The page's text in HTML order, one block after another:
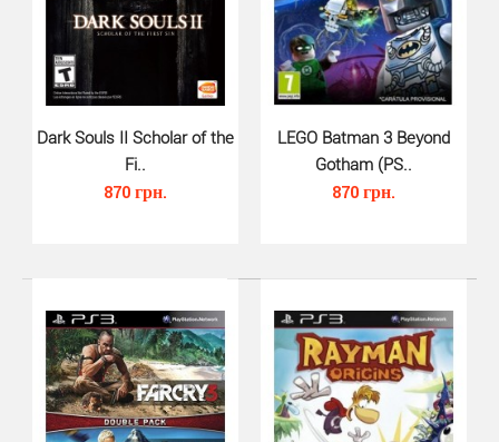
Watch Dogs (PS3) - новый захватывающий
приключенческий боевик на консоли нового поколения
от со..
Dark Souls II Scholar of the
Fi..
870 грн.
LEGO Batman 3 Beyond
Gotham (PS..
870 грн.